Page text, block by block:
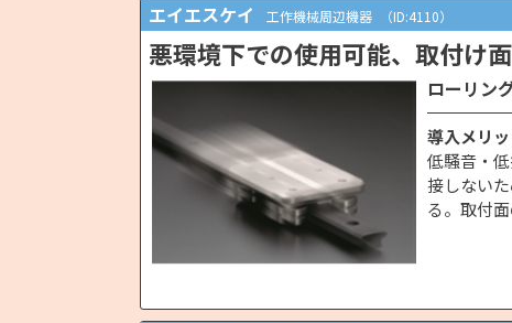
エイエスケイ 工作機械周辺機器 （ID:4110）
悪環境下での使用可能、取付け
ローリン
導入メリッ
低騒音・
接しない
る。取付